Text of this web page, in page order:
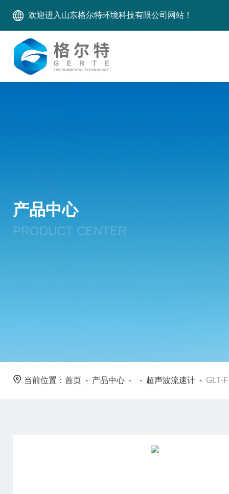
欢迎进入山东格尔特环境科技有限公司网站！
产品中心
PRODUCT CENTER
当前位置： 首页 - 产品中心 - - 超声波流速计 - GLT-